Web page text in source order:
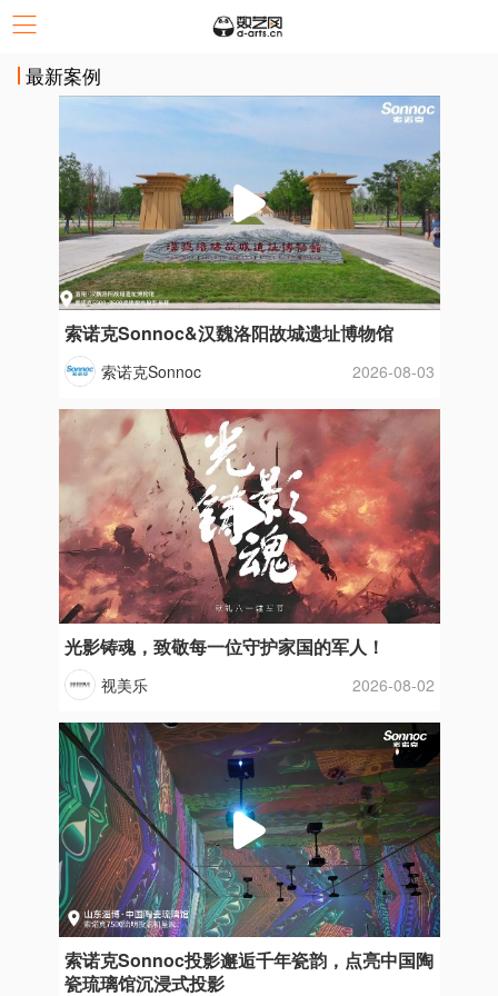
最新案例
索诺克Sonnoc&汉魏洛阳故城遗址博物馆
索诺克Sonnoc 2026-08-03
光影铸魂，致敬每一位守护家国的军人！
视美乐 2026-08-02
索诺克Sonnoc投影邂逅千年瓷韵，点亮中国陶
瓷琉璃馆沉浸式投影